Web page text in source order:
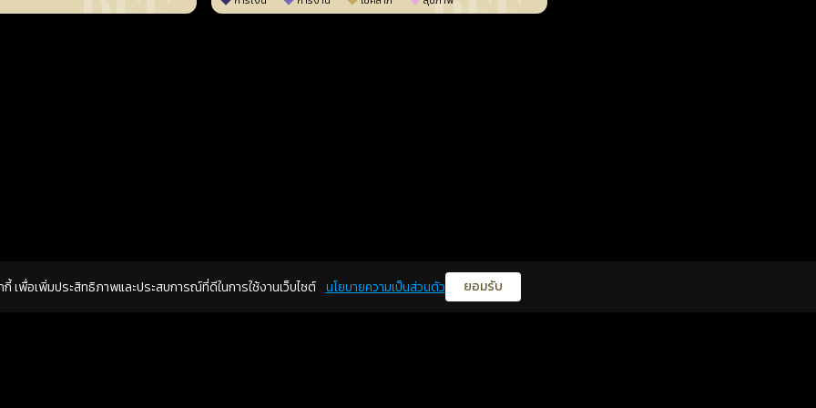
กี้ เพื่อเพิ่มประสิทธิภาพและประสบการณ์ที่ดีในการใช้งานเว็บไซต์ นโยบายความเป็นส่วนตัว ยอมรับ